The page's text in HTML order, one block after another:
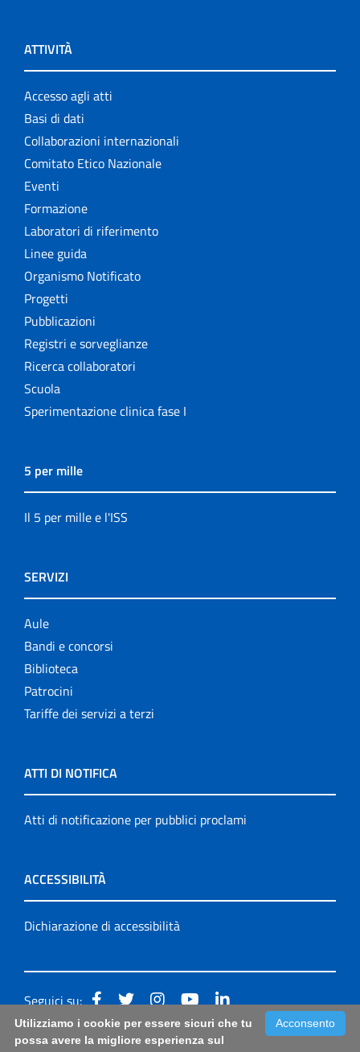
ATTIVITÀ
Accesso agli atti
Basi di dati
Collaborazioni internazionali
Comitato Etico Nazionale
Eventi
Formazione
Laboratori di riferimento
Linee guida
Organismo Notificato
Progetti
Pubblicazioni
Registri e sorveglianze
Ricerca collaboratori
Scuola
Sperimentazione clinica fase I
5 per mille
Il 5 per mille e l'ISS
SERVIZI
Aule
Bandi e concorsi
Biblioteca
Patrocini
Tariffe dei servizi a terzi
ATTI DI NOTIFICA
Atti di notificazione per pubblici proclami
ACCESSIBILITÀ
Dichiarazione di accessibilità
Seguici su:
Accessibilità: form di segnalazione di prima istanza per
Acconsento
Utilizziamo i cookie per essere sicuri che tu
possa avere la migliore esperienza sul